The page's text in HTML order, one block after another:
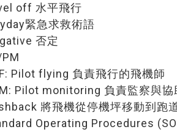
off 水平飛行
緊急求救術語
否定
Pilot flying 負責飛行的飛機師
Pilot monitoring 負責監察與協
將飛機從停機坪移動到跑
Operating Procedures